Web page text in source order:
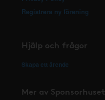
Registrera ny förening
Hjälp och frågor
Skapa ett ärende
Mer av Sponsorhuset